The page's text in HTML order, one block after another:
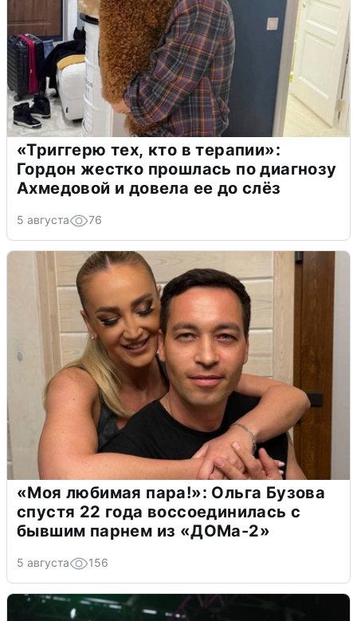
«Триггерю тех, кто в терапии»:
Гордон жестко прошлась по диагнозу
Ахмедовой и довела ее до слёз
5 августа 76
«Моя любимая пара!»: Ольга Бузова
спустя 22 года воссоединилась с
бывшим парнем из «ДОМа-2»
5 августа 156